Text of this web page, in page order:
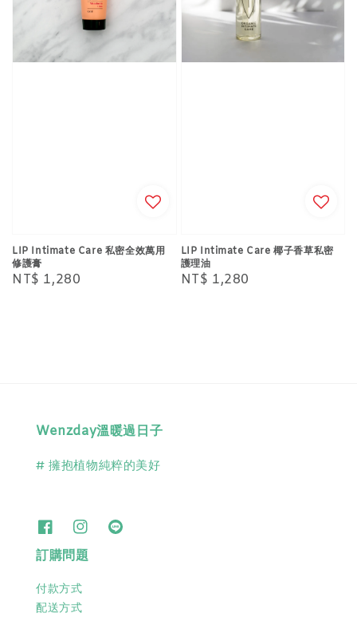
LIP Intimate Care 私密全效萬用
修護膏
Regular
NT$ 1,280
LIP Intimate Care 椰子香草私密
護理油
Regular
NT$ 1,280
Wenzday溫暖過日子
# 擁抱植物純粹的美好
訂購問題
付款方式
配送方式